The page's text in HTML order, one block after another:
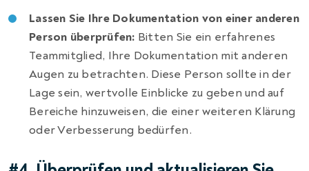
Lassen Sie Ihre Dokumentation von einer anderen
Person überprüfen: Bitten Sie ein erfahrenes
Teammitglied, Ihre Dokumentation mit anderen
Augen zu betrachten. Diese Person sollte in der
Lage sein, wertvolle Einblicke zu geben und auf
Bereiche hinzuweisen, die einer weiteren Klärung
oder Verbesserung bedürfen.